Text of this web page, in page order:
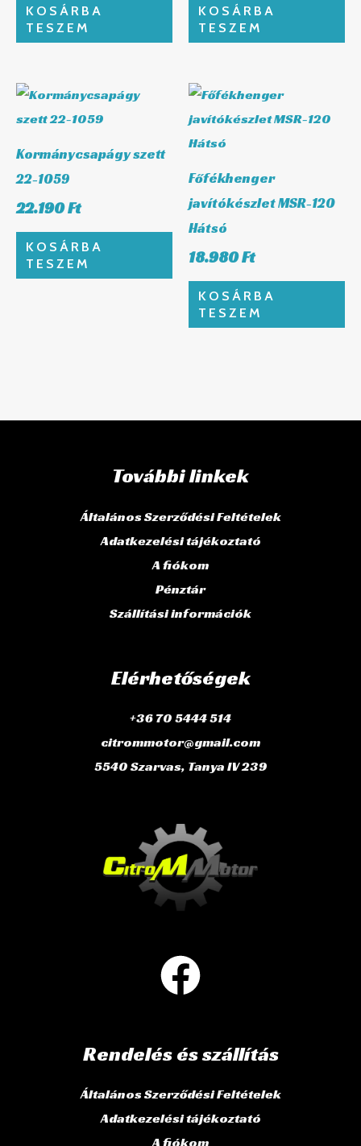
KOSÁRBA
TESZEM
KOSÁRBA
TESZEM
Kormánycsapágy szett
22-1059
22.190Ft
KOSÁRBA
TESZEM
Főfékhenger
javítókészlet MSR-120
Hátsó
18.980Ft
KOSÁRBA
TESZEM
További linkek
Általános Szerződési Feltételek
Adatkezelési tájékoztató
A fiókom
Pénztár
Szállítási információk
Elérhetőségek
+36 70 5444 514
citrommotor@gmail.com
5540 Szarvas, Tanya IV 239
Rendelés és szállítás
Általános Szerződési Feltételek
Adatkezelési tájékoztató
A fiókom